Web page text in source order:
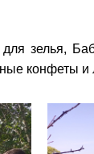
зелья,
конфеты